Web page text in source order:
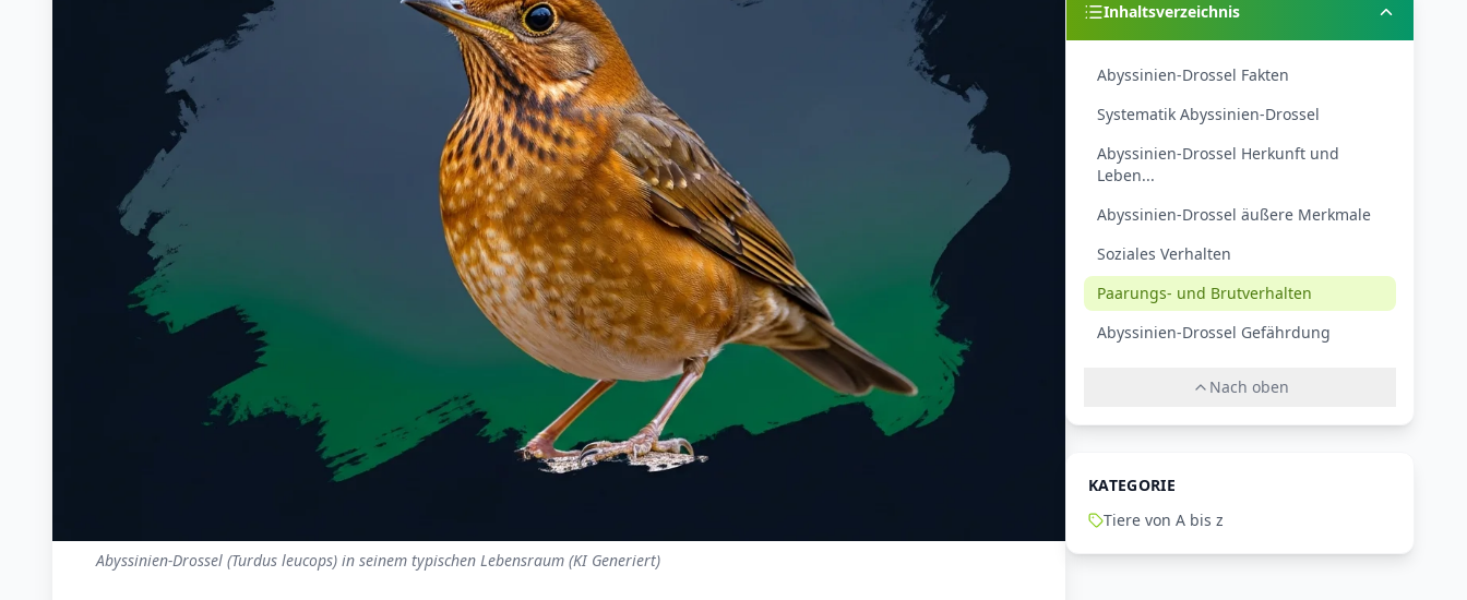
Abyssinien-Drossel (Turdus leucops) in seinem typischen Lebensraum (KI Generiert)
Inhaltsverzeichnis
Abyssinien-Drossel Fakten
Systematik Abyssinien-Drossel
Abyssinien-Drossel Herkunft und
Leben...
Abyssinien-Drossel äußere Merkmale
Soziales Verhalten
Paarungs- und Brutverhalten
Abyssinien-Drossel Gefährdung
Nach oben
KATEGORIE
Tiere von A bis z